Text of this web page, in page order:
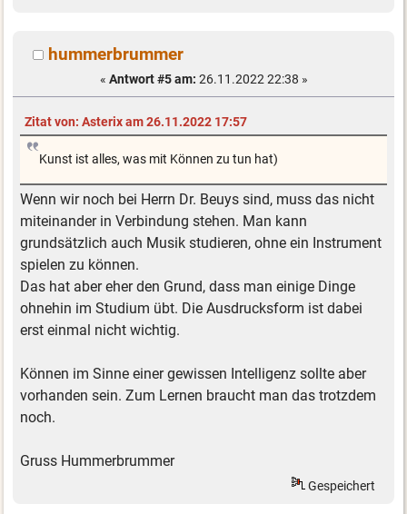
hummerbrummer
« Antwort #5 am: 26.11.2022 22:38 »
Zitat von: Asterix am 26.11.2022 17:57
Kunst ist alles, was mit Können zu tun hat)
Wenn wir noch bei Herrn Dr. Beuys sind, muss das nicht
miteinander in Verbindung stehen. Man kann
grundsätzlich auch Musik studieren, ohne ein Instrument
spielen zu können.
Das hat aber eher den Grund, dass man einige Dinge
ohnehin im Studium übt. Die Ausdrucksform ist dabei
erst einmal nicht wichtig.
Können im Sinne einer gewissen Intelligenz sollte aber
vorhanden sein. Zum Lernen braucht man das trotzdem
noch.
Gruss Hummerbrummer
Gespeichert